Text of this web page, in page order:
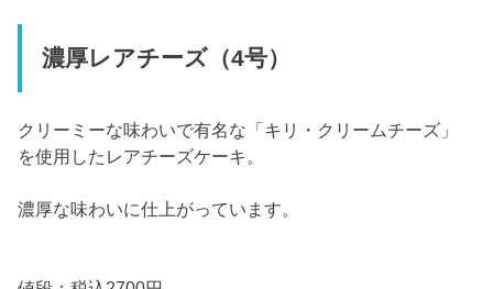
濃厚レアチーズ（4号）
クリーミーな味わいで有名な「キリ・クリームチーズ」
を使用したレアチーズケーキ。
濃厚な味わいに仕上がっています。